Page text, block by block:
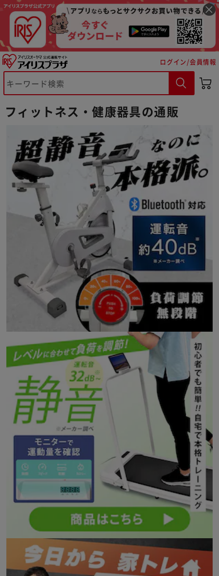
ログイン/会員情報
フィットネス・健康器具の通販
※ご確認ください
カートに入れる 購入手続きへ